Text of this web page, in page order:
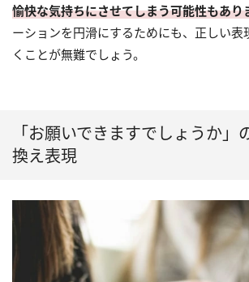
愉快な気持ちにさせてしまう可能性もあり
ーションを円滑にするためにも、正しい表
くことが無難でしょう。
「お願いできますでしょうか」
換え表現